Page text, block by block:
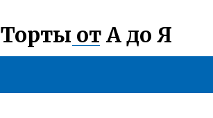
Торты от А до Я